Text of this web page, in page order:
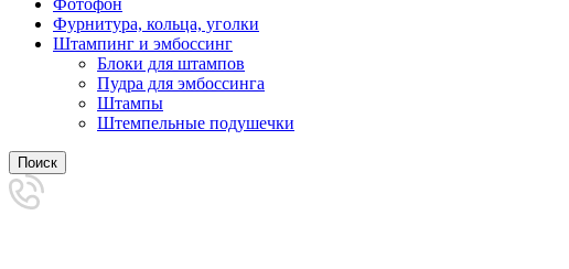
Фотофон
Фурнитура, кольца, уголки
Штампинг и эмбоссинг
Блоки для штампов
Пудра для эмбоссинга
Штампы
Штемпельные подушечки
Поиск